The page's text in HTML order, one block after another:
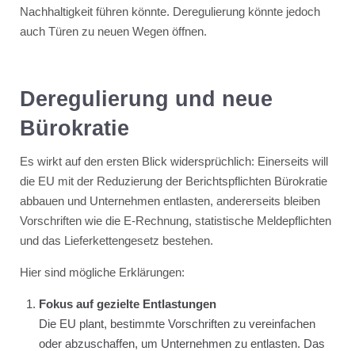
Nachhaltigkeit führen könnte. Deregulierung könnte jedoch
auch Türen zu neuen Wegen öffnen.
Deregulierung und neue
Bürokratie
Es wirkt auf den ersten Blick widersprüchlich: Einerseits will
die EU mit der Reduzierung der Berichtspflichten Bürokratie
abbauen und Unternehmen entlasten, andererseits bleiben
Vorschriften wie die E-Rechnung, statistische Meldepflichten
und das Lieferkettengesetz bestehen.
Hier sind mögliche Erklärungen:
Fokus auf gezielte Entlastungen
Die EU plant, bestimmte Vorschriften zu vereinfachen
oder abzuschaffen, um Unternehmen zu entlasten. Das